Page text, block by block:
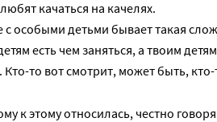
качаться на качелях.
особыми детьми бывает такая
есть чем заняться, а твоим
то вот смотрит, может быть, кто-
к этому относилась, честно